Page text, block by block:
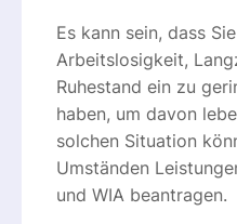
Es kann sein, dass
Arbeitslosigkeit,
Ruhestand ein zu
haben, um davon
solchen Situation
Umständen
und WIA beantragen.